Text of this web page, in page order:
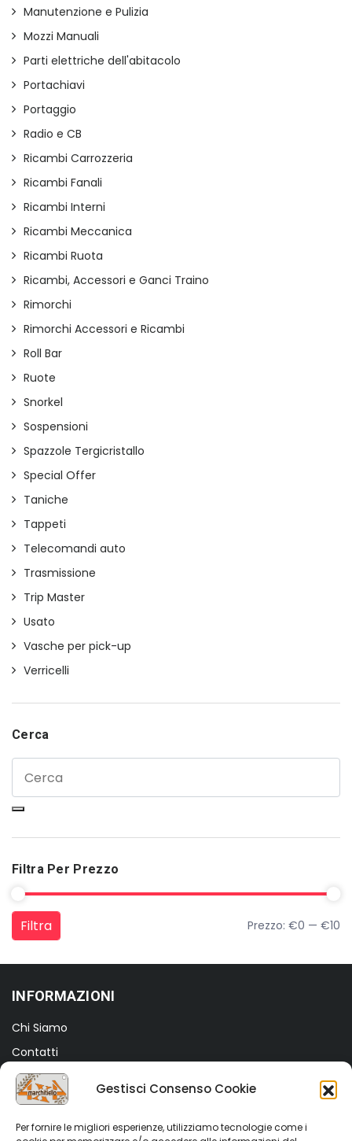
Gestisci Consenso Cookie
Per fornire le migliori esperienze, utilizziamo tecnologie come i
Manutenzione e Pulizia
Mozzi Manuali
Parti elettriche dell'abitacolo
Portachiavi
Portaggio
Radio e CB
Ricambi Carrozzeria
Ricambi Fanali
Ricambi Interni
Ricambi Meccanica
Ricambi Ruota
Ricambi, Accessori e Ganci Traino
Rimorchi
Rimorchi Accessori e Ricambi
Roll Bar
Ruote
Snorkel
Sospensioni
Spazzole Tergicristallo
Special Offer
Taniche
Tappeti
Telecomandi auto
Trasmissione
Trip Master
Usato
Vasche per pick-up
Verricelli
Cerca
Filtra Per Prezzo
Prezzo Min
Prezzo Max
Filtra Prezzo: €0 — €10
INFORMAZIONI
Chi Siamo
Contatti
Termini e Condizioni
Privacy Policy
Cookie Policy (UE)